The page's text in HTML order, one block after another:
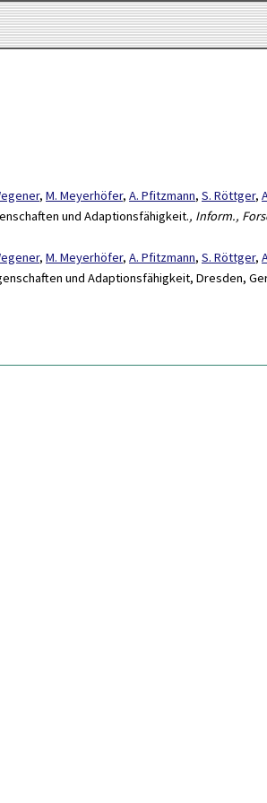
, M. Meyerhöfer, A. Pfitzmann, S. Röttger,
und Adaptionsfähigkeit., Inform.,
, M. Meyerhöfer, A. Pfitzmann, S. Röttger,
und Adaptionsfähigkeit, Dresden,